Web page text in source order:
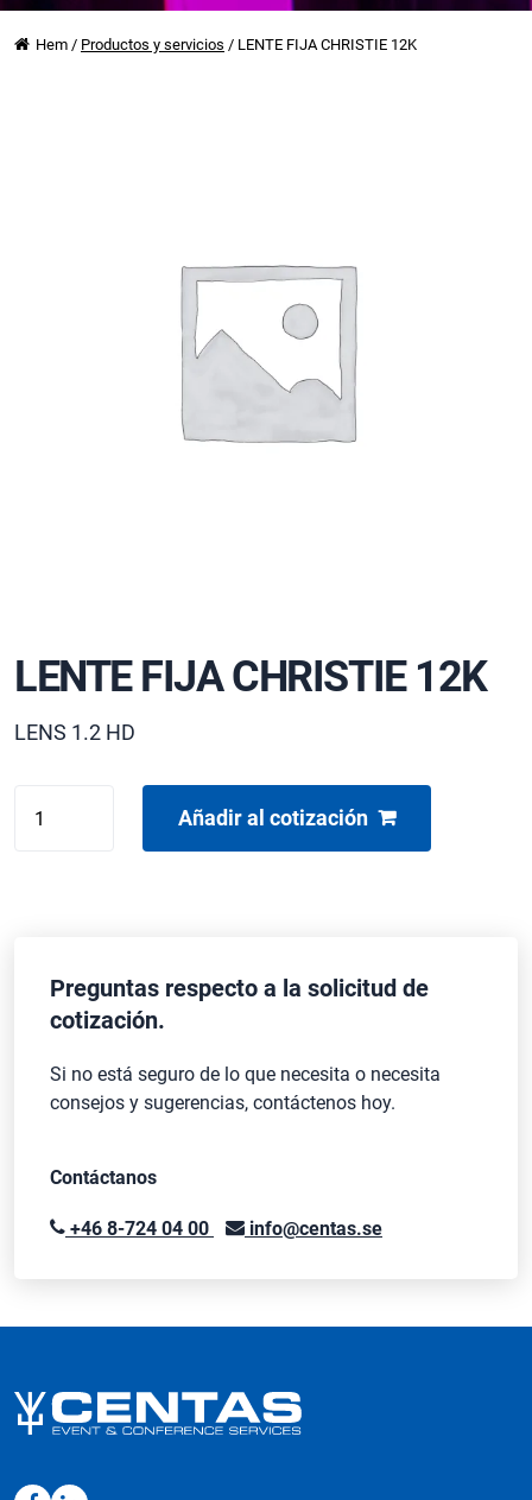
Hem / Productos y servicios / LENTE FIJA CHRISTIE 12K
LENTE FIJA CHRISTIE 12K
LENS 1.2 HD
FIJA
Añadir al cotización
Preguntas respecto a la solicitud de
cotización.
Si no está seguro de lo que necesita o necesita
consejos y sugerencias, contáctenos hoy.
Contáctanos
+46 8-724 04 00 info@centas.se